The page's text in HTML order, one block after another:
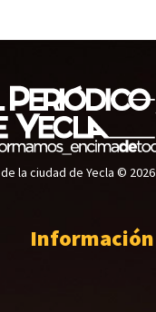
la ciudad de Yecla © 2026
Información